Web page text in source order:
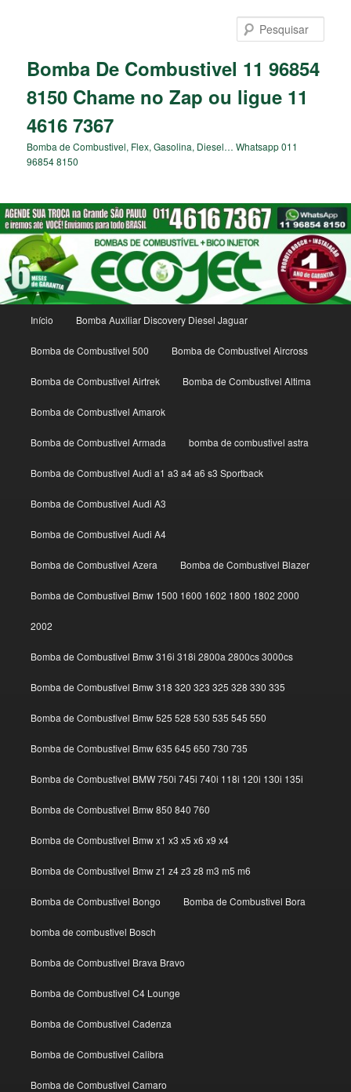
principalBomba De Combustivel 11 96854
8150 Chame no Zap ou ligue 11
4616 7367
Bomba de Combustivel, Flex, Gasolina, Diesel… Whatsapp 011
96854 8150
principal
Início Bomba Auxiliar Discovery Diesel Jaguar
Bomba de Combustivel 500 Bomba de Combustivel Aircross
Bomba de Combustivel Airtrek Bomba de Combustivel Altima
Bomba de Combustivel Amarok
Bomba de Combustivel Armada bomba de combustivel astra
Bomba de Combustivel Audi a1 a3 a4 a6 s3 Sportback
Bomba de Combustivel Audi A3
Bomba de Combustivel Audi A4
Bomba de Combustivel Azera Bomba de Combustivel Blazer
Bomba de Combustivel Bmw 1500 1600 1602 1800 1802 2000
2002
Bomba de Combustivel Bmw 316i 318i 2800a 2800cs 3000cs
Bomba de Combustivel Bmw 318 320 323 325 328 330 335
Bomba de Combustivel Bmw 525 528 530 535 545 550
Bomba de Combustivel Bmw 635 645 650 730 735
Bomba de Combustivel BMW 750i 745i 740i 118i 120i 130i 135i
Bomba de Combustivel Bmw 850 840 760
Bomba de Combustivel Bmw x1 x3 x5 x6 x9 x4
Bomba de Combustivel Bmw z1 z4 z3 z8 m3 m5 m6
Bomba de Combustivel Bongo Bomba de Combustivel Bora
bomba de combustivel Bosch
Bomba de Combustivel Brava Bravo
Bomba de Combustivel C4 Lounge
Bomba de Combustivel Cadenza
Bomba de Combustivel Calibra
Bomba de Combustivel Camaro